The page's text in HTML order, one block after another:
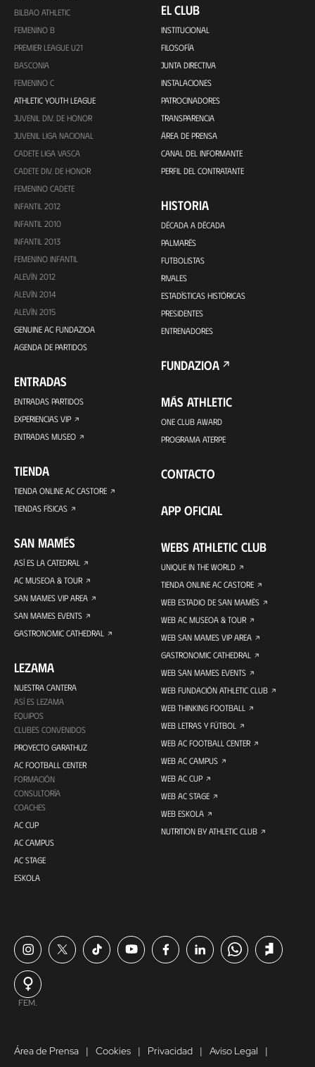
BILBAO ATHLETIC
FEMENINO B
PREMIER LEAGUE U21
BASCONIA
FEMENINO C
ATHLETIC YOUTH LEAGUE
JUVENIL DIV. DE HONOR
JUVENIL LIGA NACIONAL
CADETE LIGA VASCA
CADETE DIV. DE HONOR
FEMENINO CADETE
INFANTIL 2012
INFANTIL 2010
INFANTIL 2013
FEMENINO INFANTIL
ALEVÍN 2012
ALEVÍN 2014
ALEVÍN 2015
GENUINE AC FUNDAZIOA
AGENDA DE PARTIDOS
ENTRADAS
ENTRADAS PARTIDOS
EXPERIENCIAS VIP
ENTRADAS MUSEO
TIENDA
TIENDA ONLINE AC CASTORE
TIENDAS FÍSICAS
SAN MAMÉS
ASÍ ES LA CATEDRAL
AC MUSEOA & TOUR
SAN MAMES VIP AREA
SAN MAMES EVENTS
GASTRONOMIC CATHEDRAL
LEZAMA
NUESTRA CANTERA
ASÍ ES LEZAMA
EQUIPOS
CLUBES CONVENIDOS
PROYECTO GARATHUZ
AC FOOTBALL CENTER
FORMACIÓN
CONSULTORÍA
COACHES
AC CUP
AC CAMPUS
AC STAGE
ESKOLA
EL CLUB
INSTITUCIONAL
FILOSOFÍA
JUNTA DIRECTIVA
INSTALACIONES
PATROCINADORES
TRANSPARENCIA
ÁREA DE PRENSA
CANAL DEL INFORMANTE
PERFIL DEL CONTRATANTE
HISTORIA
DÉCADA A DÉCADA
PALMARÉS
FUTBOLISTAS
RIVALES
ESTADÍSTICAS HISTÓRICAS
PRESIDENTES
ENTRENADORES
FUNDAZIOA
MÁS ATHLETIC
ONE CLUB AWARD
PROGRAMA ATERPE
CONTACTO
APP OFICIAL
WEBS ATHLETIC CLUB
UNIQUE IN THE WORLD
TIENDA ONLINE AC CASTORE
WEB ESTADIO DE SAN MAMÉS
WEB AC MUSEOA & TOUR
WEB SAN MAMES VIP AREA
GASTRONOMIC CATHEDRAL
WEB SAN MAMES EVENTS
WEB FUNDACIÓN ATHLETIC CLUB
WEB THINKING FOOTBALL
WEB LETRAS Y FÚTBOL
WEB AC FOOTBALL CENTER
WEB AC CAMPUS
WEB AC CUP
WEB AC STAGE
WEB ESKOLA
NUTRITION BY ATHLETIC CLUB
FEM.
Área de Prensa Cookies Privacidad
Aviso Legal